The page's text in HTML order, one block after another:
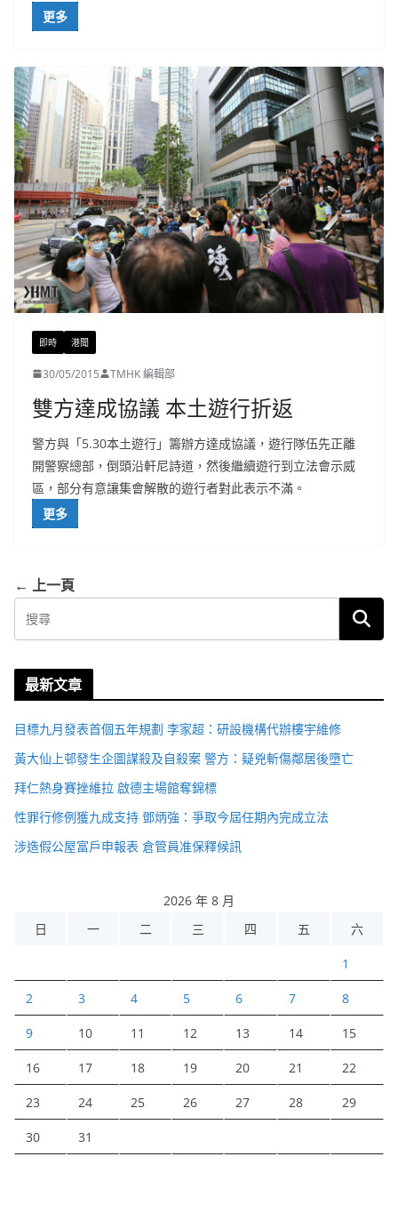
更多
即時 港聞
30/05/2015 TMHK 編輯部
雙方達成協議 本土遊行折返
警方與「5.30本土遊行」籌辦方達成協議，遊行隊伍先正離
開警察總部，倒頭沿軒尼詩道，然後繼續遊行到立法會示威
區，部分有意讓集會解散的遊行者對此表示不滿。
更多
← 上一頁
最新文章
目標九月發表首個五年規劃 李家超：研設機構代辦樓宇維修
黃大仙上邨發生企圖謀殺及自殺案 警方：疑兇斬傷鄰居後墮亡
拜仁熱身賽挫維拉 啟德主場館奪錦標
性罪行修例獲九成支持 鄧炳強：爭取今屆任期內完成立法
涉造假公屋富戶申報表 倉管員准保釋候訊
2026 年 8 月
日
一 二 三 四 五 六
1
2 3 4 5 6 7 8
9 10 11 12 13 14 15
16 17 18 19 20 21 22
23 24 25 26 27 28 29
30 31